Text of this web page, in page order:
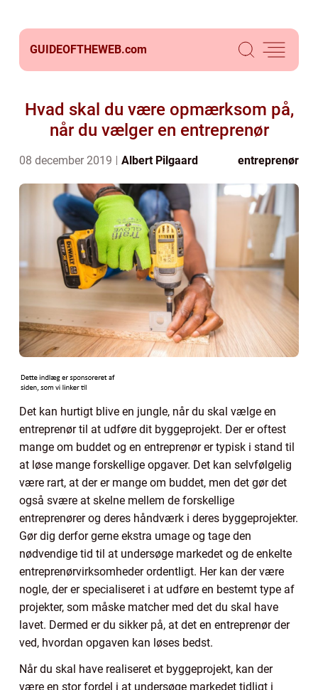
GUIDEOFTHEWEB.com
Hvad skal du være opmærksom på,
når du vælger en entreprenør
08 december 2019 Albert Pilgaard entreprenør
Det kan hurtigt blive en jungle, når du skal vælge en
entreprenør til at udføre dit byggeprojekt. Der er oftest
mange om buddet og en entreprenør er typisk i stand til
at løse mange forskellige opgaver. Det kan selvfølgelig
være rart, at der er mange om buddet, men det gør det
også svære at skelne mellem de forskellige
entreprenører og deres håndværk i deres byggeprojekter.
Gør dig derfor gerne ekstra umage og tage den
nødvendige tid til at undersøge markedet og de enkelte
entreprenørvirksomheder ordentligt. Her kan der være
nogle, der er specialiseret i at udføre en bestemt type af
projekter, som måske matcher med det du skal have
lavet. Dermed er du sikker på, at det en entreprenør der
ved, hvordan opgaven kan løses bedst.
Når du skal have realiseret et byggeprojekt, kan der
være en stor fordel i at undersøge markedet tidligt i